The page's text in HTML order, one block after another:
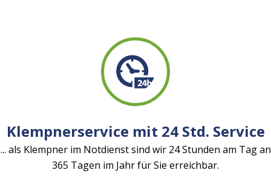
Klempnerservice mit 24 Std. Service
... als Klempner im Notdienst sind wir 24 Stunden am Tag an
365 Tagen im Jahr für Sie erreichbar.